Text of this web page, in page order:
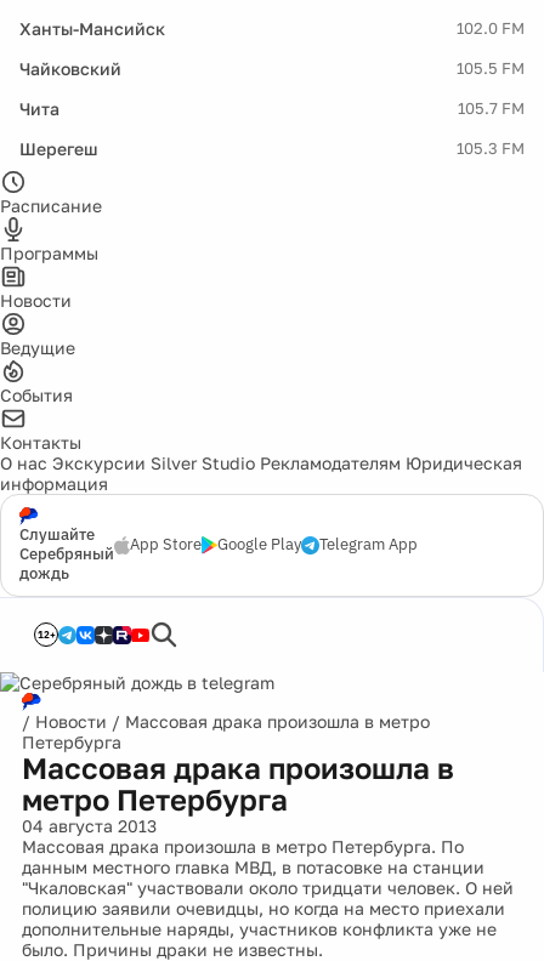
Ханты-Мансийск 102.0 FM
Чайковский 105.5 FM
Чита 105.7 FM
Шерегеш 105.3 FM
Расписание
Программы
Новости
Ведущие
События
Контакты
О нас Экскурсии Silver Studio Рекламодателям Юридическая
информация
Слушайте
Серебряный
дождь
App Store Google Play Telegram App
12+
/ Новости / Массовая драка произошла в метро
Петербурга
Массовая драка произошла в
метро Петербурга
04 августа 2013
Массовая драка произошла в метро Петербурга. По
данным местного главка МВД, в потасовке на станции
"Чкаловская" участвовали около тридцати человек. О ней
полицию заявили очевидцы, но когда на место приехали
дополнительные наряды, участников конфликта уже не
было. Причины драки не известны.